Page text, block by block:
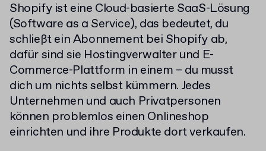
Shopify ist eine Cloud-basierte SaaS-Lösung
(Software as a Service), das bedeutet, du
schließt ein Abonnement bei Shopify ab,
dafür sind sie Hostingverwalter und E-
Commerce-Plattform in einem – du musst
dich um nichts selbst kümmern. Jedes
Unternehmen und auch Privatpersonen
können problemlos einen Onlineshop
einrichten und ihre Produkte dort verkaufen.